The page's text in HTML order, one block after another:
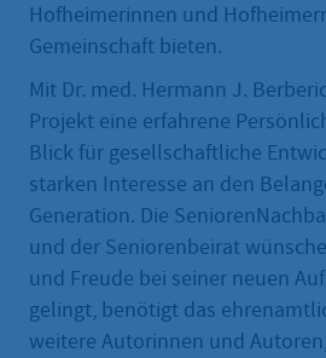
Hofheimerinnen und
Gemeinschaft bieten.
Mit Dr. med. Hermann J.
Projekt eine erfahrene
Blick für gesellschaftliche
starken Interesse an den
Generation. Die
und der Seniorenbeirat
und Freude bei seiner neuen
gelingt, benötigt das
weitere Autorinnen und